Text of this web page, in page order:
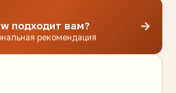
подходит вам?
рекомендация
→